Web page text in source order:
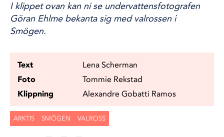
I klippet ovan kan ni se undervattensfotografen
Göran Ehlme bekanta sig med valrossen i
Smögen.
Text
Lena Scherman
Foto
Tommie Rekstad
Klippning
Alexandre Gobatti Ramos
ARKTIS SMÖGEN VALROSS